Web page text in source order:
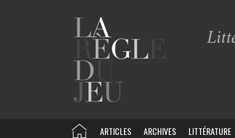
ARTICLES ARCHIVES LITTÉRATURE